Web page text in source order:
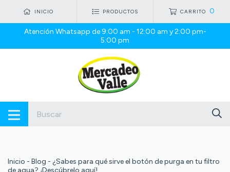
INICIO PRODUCTOS CARRITO 0
Atención Whatsapp de 9:00 am - 12:00 am y 2:00 pm-
5:00 pm
Inicio - Blog - ¿Sabes para qué sirve el botón de purga en tu filtro
de agua? ¡Descúbrelo aquí!